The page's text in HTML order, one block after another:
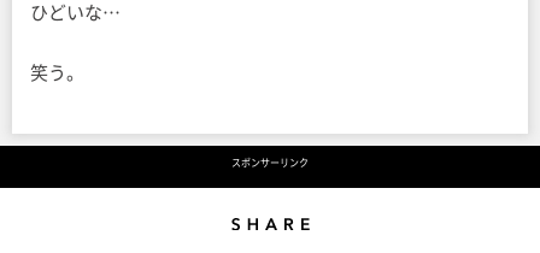
ひどいな…
笑う。
スポンサーリンク